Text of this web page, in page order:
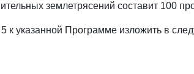
землетрясений составит 100
к указанной Программе изложить в